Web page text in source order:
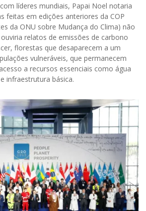
líderes mundiais, Papai Noel notaria
feitas em edições anteriores da COP
da ONU sobre Mudança do Clima) não
relatos de emissões de carbono
florestas que desaparecem a um
vulneráveis, que permanecem
a recursos essenciais como água
infraestrutura básica.